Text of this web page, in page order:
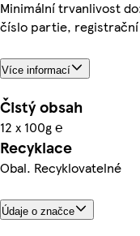
Minimální trvanlivost
číslo partie,
Více informací
Čistý obsah
12 x 100g ℮
Recyklace
Obal. Recyklovatelné
Údaje o značce